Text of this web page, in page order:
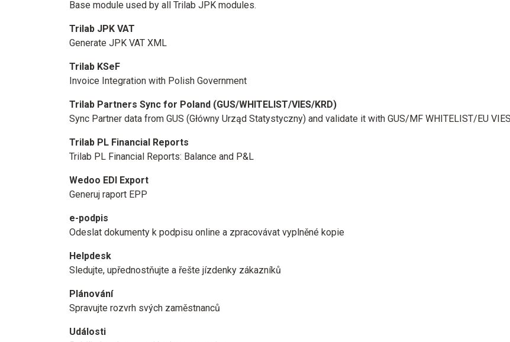
Base module used by all Trilab JPK modules.
Trilab JPK VAT
Generate JPK VAT XML
Trilab KSeF
Invoice Integration with Polish Government
Trilab Partners Sync for Poland (GUS/WHITELIST/VIES/KRD)
Sync Partner data from GUS (Główny Urząd Statystyczny) and validate it with GUS/MF WHITELIST/EU
Trilab PL Financial Reports
Trilab PL Financial Reports: Balance and P&L
Wedoo EDI Export
Generuj raport EPP
e-podpis
Odeslat dokumenty k podpisu online a zpracovávat vyplněné kopie
Helpdesk
Sledujte, upřednostňujte a řešte jízdenky zákazníků
Plánování
Spravujte rozvrh svých zaměstnanců
Události